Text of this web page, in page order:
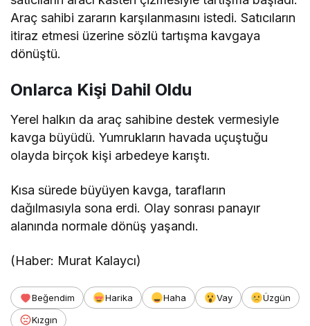
Araç sahibi zararın karşılanmasını istedi. Satıcıların
itiraz etmesi üzerine sözlü tartışma kavgaya
dönüştü.
Onlarca Kişi Dahil Oldu
Yerel halkın da araç sahibine destek vermesiyle
kavga büyüdü. Yumrukların havada uçuştuğu
olayda birçok kişi arbedeye karıştı.
Kısa sürede büyüyen kavga, tarafların
dağılmasıyla sona erdi. Olay sonrası panayır
alanında normale dönüş yaşandı.
(Haber: Murat Kalaycı)
Beğendim Harika Haha Vay
Üzgün
Kızgın